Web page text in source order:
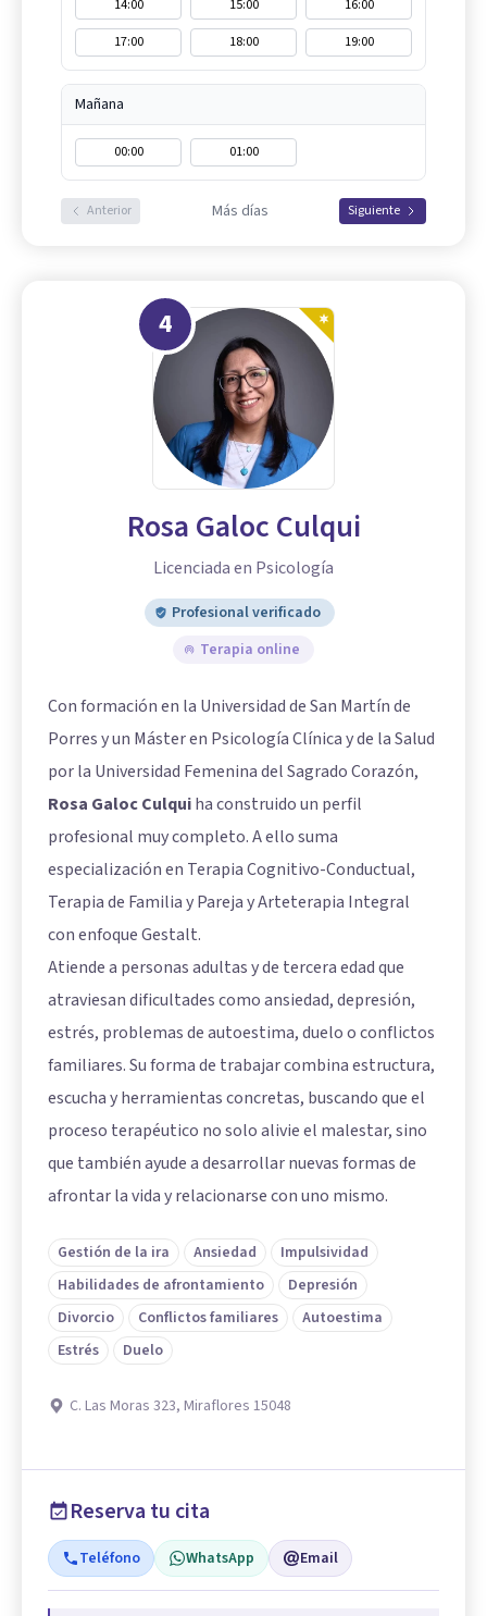
14:00 15:00
16:00
17:00
18:00 19:00
Mañana
00:00 01:00
Anterior Más días Siguiente
4
Rosa Galoc Culqui
Licenciada en Psicología
Profesional verificado
Terapia online
Con formación en la Universidad de San Martín de
Porres y un Máster en Psicología Clínica y de la Salud
por la Universidad Femenina del Sagrado Corazón,
Rosa Galoc Culquiha construido un perfil
profesional muy completo. A ello suma
especialización en Terapia Cognitivo-Conductual,
Terapia de Familia y Pareja y Arteterapia Integral
con enfoque Gestalt.
Atiende a personas adultas y de tercera edad que
atraviesan dificultades como ansiedad, depresión,
estrés, problemas de autoestima, duelo o conflictos
familiares. Su forma de trabajar combina estructura,
escucha y herramientas concretas, buscando que el
proceso terapéutico no solo alivie el malestar, sino
que también ayude a desarrollar nuevas formas de
afrontar la vida y relacionarse con uno mismo.
Gestión de la ira Ansiedad
Impulsividad
Habilidades de afrontamiento
Depresión
Divorcio
Conflictos familiares
Autoestima
Estrés
Duelo
C. Las Moras 323, Miraflores 15048
Reserva tu cita
Teléfono WhatsApp Email